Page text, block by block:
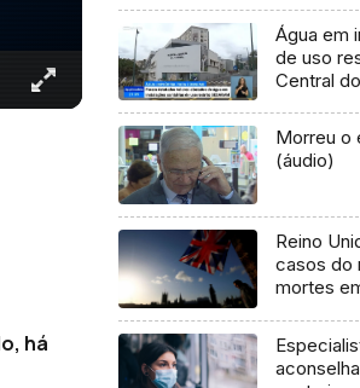
há
Água em
de uso
Central
Morreu o
(áudio)
Reino
casos do
mortes